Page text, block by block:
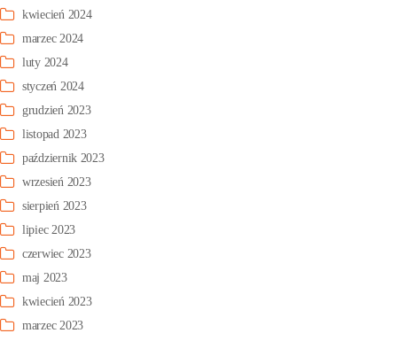
kwiecień 2024
marzec 2024
luty 2024
styczeń 2024
grudzień 2023
listopad 2023
październik 2023
wrzesień 2023
sierpień 2023
lipiec 2023
czerwiec 2023
maj 2023
kwiecień 2023
marzec 2023